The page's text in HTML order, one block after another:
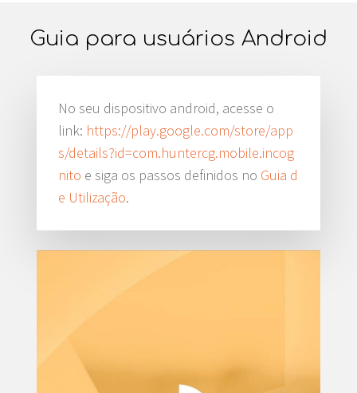
Guia para usuários Android
No seu dispositivo android, acesse o
link: https://play.google.com/store/app
s/details?id=com.huntercg.mobile.incog
nito e siga os passos definidos no Guia d
e Utilização.